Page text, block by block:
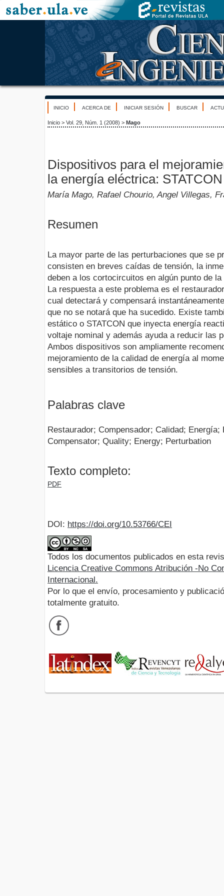
INICIO ACERCA DE INICIAR SESIÓN BUSCAR
Inicio > Vol. 29, Núm. 1 (2008) > Mago
Dispositivos para el
la energía eléctrica:
María Mago, Rafael Chourio, Angel Villegas,
Resumen
La mayor parte de las perturbaciones que se
consisten en breves caídas de tensión, la
deben a los cortocircuitos en algún punto de
La respuesta a este problema es el
cual detectará y compensará
que no se notará que ha sucedido. Existe
estático o STATCON que inyecta energía
voltaje nominal y además ayuda a reducir las
Ambos dispositivos son ampliamente
mejoramiento de la calidad de energía al
sensibles a transitorios de tensión.
Palabras clave
Restaurador; Compensador; Calidad;
Compensator; Quality; Energy; Perturbation
Texto completo:
PDF
DOI: https://doi.org/10.53766/CEI
Todos los documentos publicados en esta
Licencia Creative Commons Atribución -No
Internacional.
Por lo que el envío, procesamiento y
totalmente gratuito.